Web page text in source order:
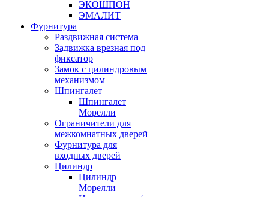
ЭКОШПОН
ЭМАЛИТ
Фурнитура
Раздвижная система
Задвижка врезная под
фиксатор
Замок с цилиндровым
механизмом
Шпингалет
Шпингалет
Морелли
Ограничители для
межкомнатных дверей
Фурнитура для
входных дверей
Цилиндр
Цилиндр
Морелли